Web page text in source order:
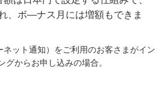
、ボ―ナス月には増額もできま
ネット通知）をご利用のお客さまがイン
グからお申し込みの場合。